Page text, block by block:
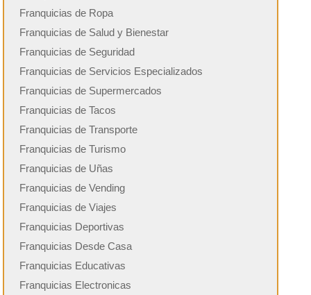
Franquicias de Ropa
Franquicias de Salud y Bienestar
Franquicias de Seguridad
Franquicias de Servicios Especializados
Franquicias de Supermercados
Franquicias de Tacos
Franquicias de Transporte
Franquicias de Turismo
Franquicias de Uñas
Franquicias de Vending
Franquicias de Viajes
Franquicias Deportivas
Franquicias Desde Casa
Franquicias Educativas
Franquicias Electronicas